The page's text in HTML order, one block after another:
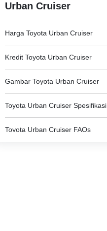
Urban Cruiser
Harga Toyota Urban Cruiser
Kredit Toyota Urban Cruiser
Gambar Toyota Urban Cruiser
Toyota Urban Cruiser Spesifikasi
Toyota Urban Cruiser FAQs